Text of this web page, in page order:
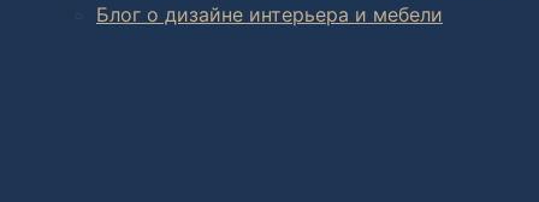
Блог о дизайне интерьера и мебели
интернет магазине дизайнерской